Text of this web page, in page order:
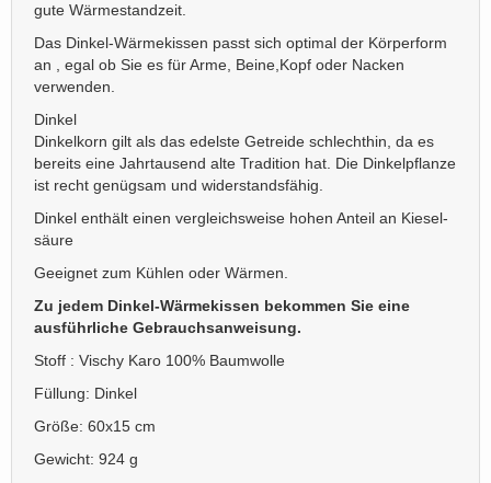
gute Wärmestandzeit.
Das Dinkel-Wärmekissen passt sich optimal der Körperform
an , egal ob Sie es für Arme, Beine,Kopf oder Nacken
verwenden.
Dinkel
Dinkelkorn gilt als das edelste Getreide schlechthin, da es
bereits eine Jahrtausend alte Tradition hat. Die Dinkelpflanze
ist recht genügsam und widerstandsfähig.
Dinkel enthält einen vergleichsweise hohen Anteil an Kiesel-
säure
Geeignet zum Kühlen oder Wärmen.
Zu jedem Dinkel-Wärmekissen bekommen Sie eine
ausführliche Gebrauchsanweisung.
Stoff : Vischy Karo 100% Baumwolle
Füllung: Dinkel
Größe: 60x15 cm
Gewicht: 924 g